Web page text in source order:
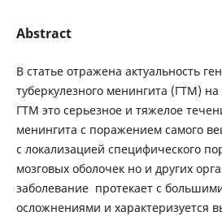
Abstract
В статье отражена актуальность
туберкулезного менингита (ГТМ)
ГТМ это серьезное и тяжелое
менингита с поражением самого
с локализацией специфического
мозговых оболочек но и других
заболевание протекает с
осложнениями и характеризуется